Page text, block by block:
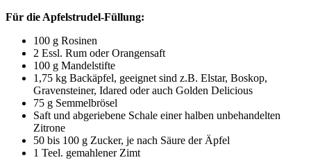
Für die Apfelstrudel-Füllung:
100 g Rosinen
2 Essl. Rum oder Orangensaft
100 g Mandelstifte
1,75 kg Backäpfel, geeignet sind z.B. Elstar, Boskop,
Gravensteiner, Idared oder auch Golden Delicious
75 g Semmelbrösel
Saft und abgeriebene Schale einer halben unbehandelten
Zitrone
50 bis 100 g Zucker, je nach Säure der Äpfel
1 Teel. gemahlener Zimt